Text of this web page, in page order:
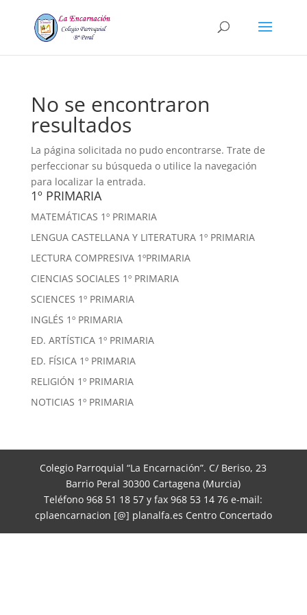
No se encontraron
resultados
La página solicitada no pudo encontrarse. Trate de
perfeccionar su búsqueda o utilice la navegación
para localizar la entrada.
1º PRIMARIA
MATEMÁTICAS 1º PRIMARIA
LENGUA CASTELLANA Y LITERATURA 1º PRIMARIA
LECTURA COMPRESIVA 1ºPRIMARIA
CIENCIAS SOCIALES 1º PRIMARIA
SCIENCES 1º PRIMARIA
INGLÉS 1º PRIMARIA
ED. ARTÍSTICA 1º PRIMARIA
ED. FÍSICA 1º PRIMARIA
RELIGIÓN 1º PRIMARIA
NOTICIAS 1º PRIMARIA
Colegio Parroquial “La Encarnación”. C/ Beriso, 23
Barrio Peral 30300 Cartagena (Murcia)
Teléfono 968 51 18 57 y fax 968 53 14 76 e-mail:
cplaencarnacion [@] planalfa.es Centro Concertado